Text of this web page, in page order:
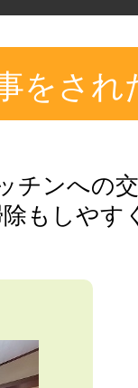
をさ
チンへの
もしや